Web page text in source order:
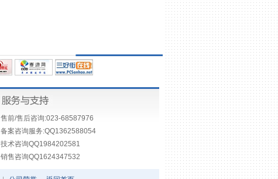
售前/售后咨询:023-68587976
备案咨询服务:QQ1362588054
技术咨询QQ1984202581
销售咨询QQ1624347532